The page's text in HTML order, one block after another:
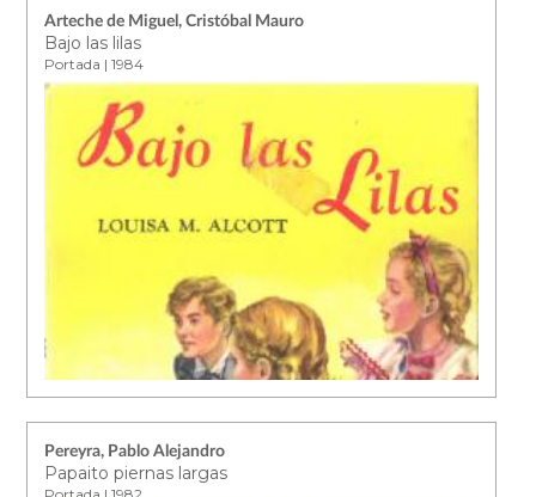
Arteche de Miguel, Cristóbal Mauro
Bajo las lilas
Portada | 1984
Pereyra, Pablo Alejandro
Papaito piernas largas